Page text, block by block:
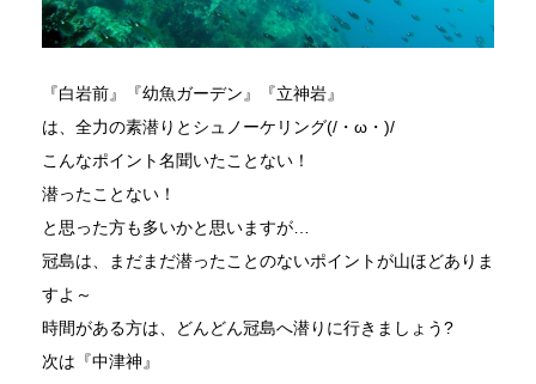
『白岩前』『幼魚ガーデン』『立神岩』
は、全力の素潜りとシュノーケリング(/・ω・)/
こんなポイント名聞いたことない！
潜ったことない！
と思った方も多いかと思いますが…
冠島は、まだまだ潜ったことのないポイントが山ほどありま
すよ～
時間がある方は、どんどん冠島へ潜りに行きましょう?
次は『中津神』